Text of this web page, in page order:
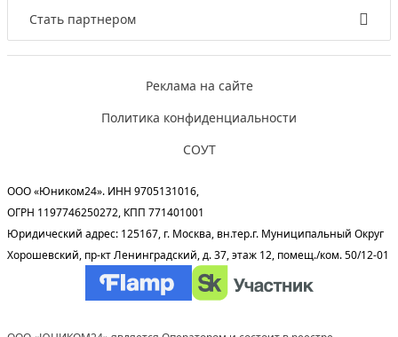
Стать партнером
Реклама на сайте
Политика конфиденциальности
СОУТ
ООО «Юником24». ИНН 9705131016,
ОГРН 1197746250272, КПП 771401001
Юридический адрес: 125167, г. Москва, вн.тер.г. Муниципальный Округ
Хорошевский, пр-кт Ленинградский, д. 37, этаж 12, помещ./ком. 50/12-01